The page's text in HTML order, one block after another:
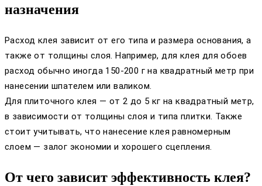
назначения
Расход клея зависит от его типа и размера основания, а
также от толщины слоя. Например, для клея для обоев
расход обычно иногда 150-200 г на квадратный метр при
нанесении шпателем или валиком.
Для плиточного клея — от 2 до 5 кг на квадратный метр,
в зависимости от толщины слоя и типа плитки. Также
стоит учитывать, что нанесение клея равномерным
слоем — залог экономии и хорошего сцепления.
От чего зависит эффективность клея?